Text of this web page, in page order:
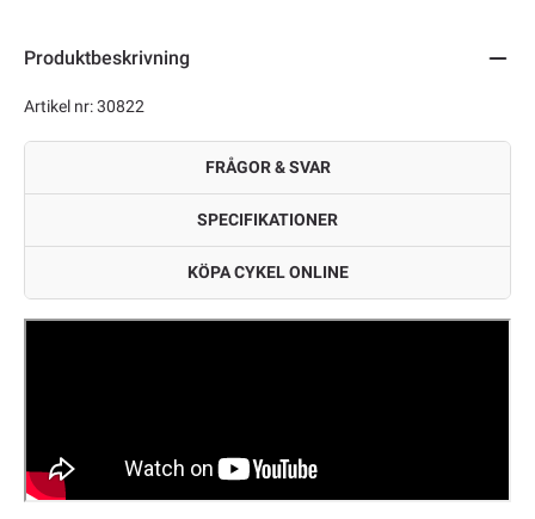
Produktbeskrivning
Artikel nr: 30822
FRÅGOR & SVAR
SPECIFIKATIONER
KÖPA CYKEL ONLINE